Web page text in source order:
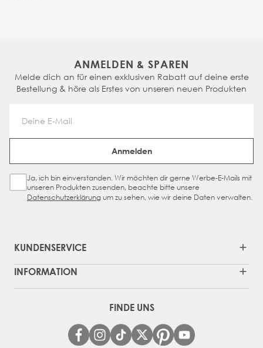
ANMELDEN & SPAREN
Melde dich an für einen exklusiven Rabatt auf deine erste
Bestellung & höre als Erstes von unseren neuen Produkten
Email Address
Anmelden
Sign Up Checkbox
Ja, ich bin einverstanden. Wir möchten dir gerne Werbe-E-Mails mit
unseren Produkten zusenden, beachte bitte unsere
Datenschutzerklärungum zu sehen, wie wir deine Daten verwalten.
KUNDENSERVICE
INFORMATION
FINDE UNS